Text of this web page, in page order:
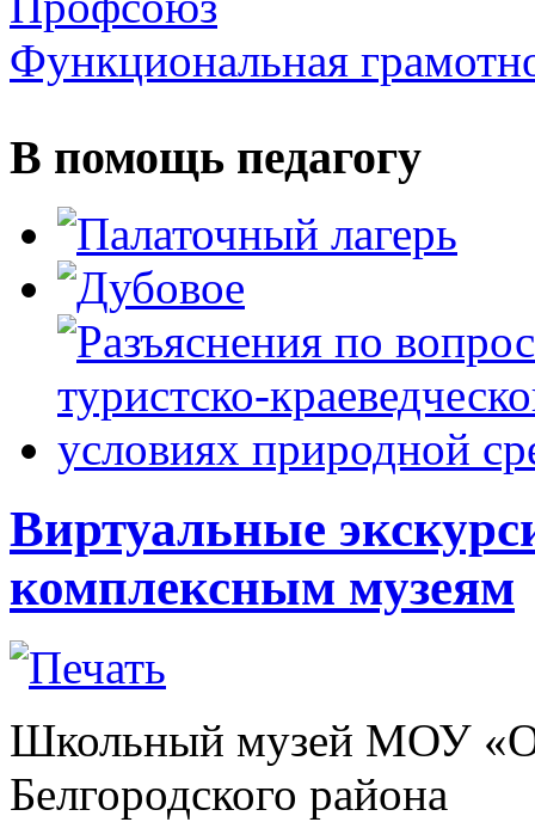
Функциональная
В помощь педагогу
Виртуальные
комплексным музеям
Школьный музей МОУ
Белгородского района